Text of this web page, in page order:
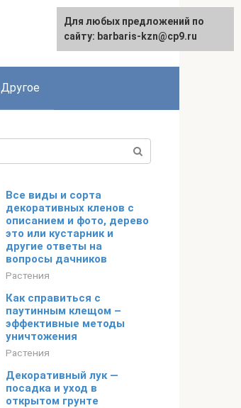
Другое
Все виды и сорта
декоративных кленов с
описанием и фото, дерево
это или кустарник и
другие ответы на
вопросы дачников
Растения
Как справиться с
паутинным клещом –
эффективные методы
уничтожения
Растения
Декоративный лук —
посадка и уход в
открытом грунте
Для любых предложений по
сайту: barbaris-kzn@cp9.ru